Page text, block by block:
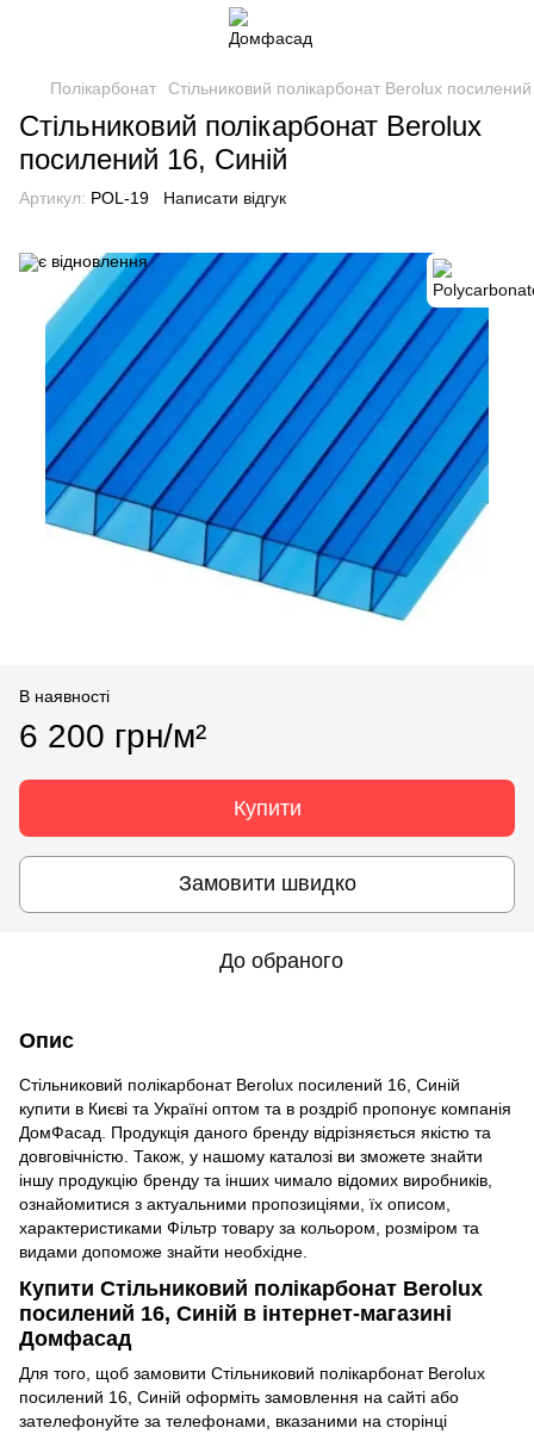
Полікарбонат Стільниковий полікарбонат Berolux
Стільниковий полікарбонат Berolux
посилений 16, Синій
Артикул: POL-19 Написати відгук
В наявності
6 200 грн/м²
Купити
Замовити швидко
До обраного
Опис
Стільниковий полікарбонат Berolux посилений 16, Синій
купити в Києві та Україні оптом та в роздріб пропонує компанія
ДомФасад. Продукція даного бренду відрізняється якістю та
довговічністю. Також, у нашому каталозі ви зможете знайти
іншу продукцію бренду та інших чимало відомих виробників,
ознайомитися з актуальними пропозиціями, їх описом,
характеристиками Фільтр товару за кольором, розміром та
видами допоможе знайти необхідне.
Купити Стільниковий полікарбонат Berolux
посилений 16, Синій в інтернет-магазині
Домфасад
Для того, щоб замовити Стільниковий полікарбонат Berolux
посилений 16, Синій оформіть замовлення на сайті або
зателефонуйте за телефонами, вказаними на сторінці